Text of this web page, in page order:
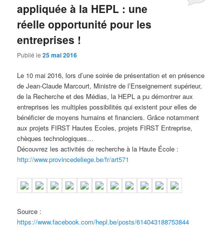
appliquée à la HEPL : une
réelle opportunité pour les
entreprises !
Publié le25 mai 2016
Le 10 mai 2016, lors d’une soirée de présentation et en présence
de Jean-Claude Marcourt, Ministre de l’Enseignement supérieur,
de la Recherche et des Médias, la HEPL a pu démontrer aux
entreprises les multiples possibilités qui existent pour elles de
bénéficier de moyens humains et financiers. Grâce notamment
aux projets FIRST Hautes Ecoles, projets FIRST Entreprise,
chèques technologiques…
Découvrez les activités de recherche à la Haute École :
http://www.provincedeliege.be/fr/art571
Source :
https://www.facebook.com/hepl.be/posts/614043188753844